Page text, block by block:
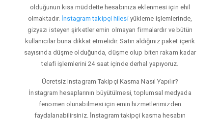
olduğunun kısa müddette hesabınıza eklenmesi için ehil
olmaktadır. İnstagram takipçi hilesiyükleme işlemlerinde,
gizyazı isteyen şirketler emin olmayan firmalardır ve bütün
kullanıcılar buna dikkat etmelidir. Satın aldığınız paket içerik
sayısında düşme olduğunda, düşme olup biten rakam kadar
telafi işlemlerini 24 saat içinde derhal yapıyoruz.
Ücretsiz Instagram Takipçi Kasma Nasıl Yapılır?
İnstagram hesaplarının büyütülmesi, toplumsal medyada
fenomen olunabilmesi için emin hizmetlerimizden
faydalanabilirsiniz. İnstagram takipçi kasma hesabın